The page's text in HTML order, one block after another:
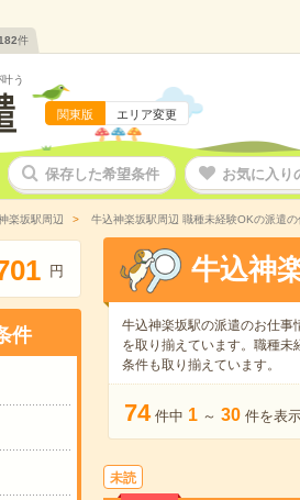
件
う
関東版 エリア変更
保存した希望条件 お気に入り
楽坂駅周辺 牛込神楽坂駅周辺 職種未経験OKの派遣の
01 円
件
牛込神
牛込神楽坂駅の派遣のお仕事
を取り揃えています。職種未
条件も取り揃えています。
74 件中 1 ～ 30 件を表
未読